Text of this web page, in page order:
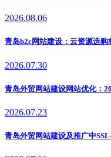
2026.08.06
青岛b2c网站建设：云资源选购
2026.07.30
青岛外贸网站建设网站优化：
2026.07.23
青岛外贸网站建设及推广中